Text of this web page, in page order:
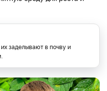
заделывают в почву и